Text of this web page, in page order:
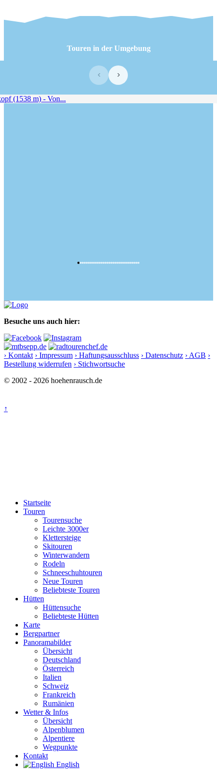
Touren in der Umgebung
‹ ›
Besuche uns auch hier:
› Kontakt › Impressum › Haftungsausschluss › Datenschutz › AGB ›
Bestellung widerrufen › Stichwortsuche
© 2002 - 2026 hoehenrausch.de
↑
Startseite
Touren
Tourensuche
Leichte 3000er
Klettersteige
Skitouren
Winterwandern
Rodeln
Schneeschuhtouren
Neue Touren
Beliebteste Touren
Hütten
Hüttensuche
Beliebteste Hütten
Karte
Bergpartner
Panoramabilder
Übersicht
Deutschland
Österreich
Italien
Schweiz
Frankreich
Rumänien
Wetter & Infos
Übersicht
Alpenblumen
Alpentiere
Wegpunkte
Kontakt
English